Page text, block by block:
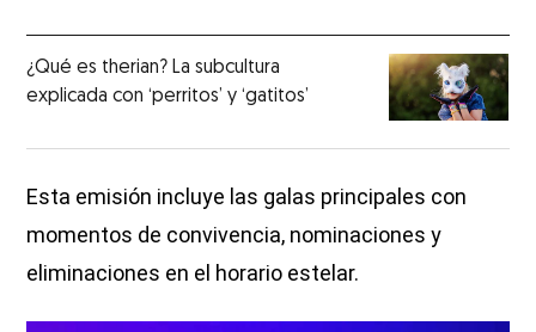
¿Qué es therian? La subcultura
explicada con ‘perritos’ y ‘gatitos’
Esta emisión incluye las galas principales con
momentos de convivencia, nominaciones y
eliminaciones en el horario estelar.